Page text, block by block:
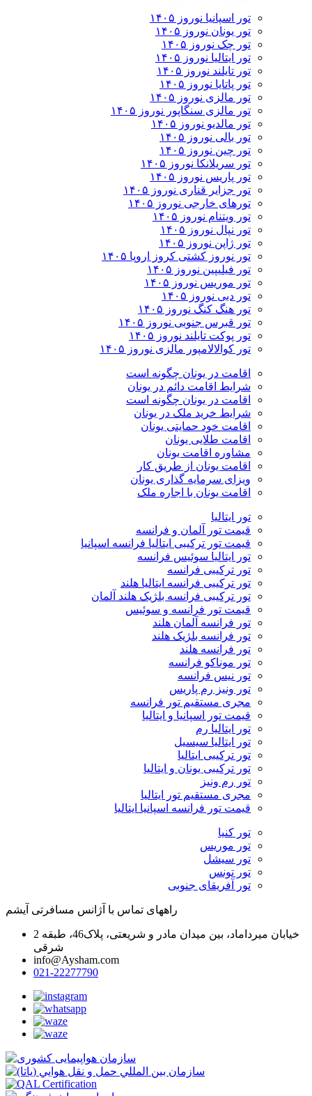
تور اسپانیا نوروز ۱۴۰۵
تور یونان نوروز ۱۴۰۵
تور چک نوروز ۱۴۰۵
تور ایتالیا نوروز ۱۴۰۵
تور تایلند نوروز ۱۴۰۵
تور پاتایا نوروز ۱۴۰۵
تور مالزی نوروز ۱۴۰۵
تور مالزی سنگاپور نوروز ۱۴۰۵
تور مالدیو نوروز ۱۴۰۵
تور بالی نوروز ۱۴۰۵
تور چين نوروز ۱۴۰۵
تور سریلانکا نوروز ۱۴۰۵
تور پاریس نوروز ۱۴۰۵
تور جزایر قناری نوروز ۱۴۰۵
تورهای خارجی نوروز ۱۴۰۵
تور ویتنام نوروز ۱۴۰۵
تور نپال نوروز ۱۴۰۵
تور ژاپن نوروز ۱۴۰۵
تور نوروز کشتی کروز اروپا ۱۴۰۵
تور فیلیپین نوروز ۱۴۰۵
تور موریس نوروز ۱۴۰۵
تور دبی نوروز ۱۴۰۵
تور هنگ کنگ نوروز ۱۴۰۵
تور قبرس جنوبی نوروز ۱۴۰۵
تور پوکت تایلند نوروز ۱۴۰۵
تور کوالالامپور مالزی نوروز ۱۴۰۵
اقامت در یونان چگونه است
شرایط اقامت دائم در یونان
اقامت در یونان چگونه است
شرایط خرید ملک در یونان
اقامت خود حمایتی یونان
اقامت طلایی یونان
مشاوره اقامت یونان
اقامت یونان از طریق کار
ویزای سرمایه گذاری یونان
اقامت یونان با اجاره ملک
تور ایتالیا
قیمت تور آلمان و فرانسه
قیمت تور ترکیبی ایتالیا فرانسه اسپانیا
تور ایتالیا سوئیس فرانسه
تور ترکیبی فرانسه
تور ترکیبی فرانسه ایتالیا هلند
تور ترکیبی فرانسه بلژیک هلند آلمان
قیمت تور فرانسه و سوئیس
تور فرانسه آلمان هلند
تور فرانسه بلژیک هلند
تور فرانسه هلند
تور موناکو فرانسه
تور نیس فرانسه
تور ونیز رم پاریس
مجری مستقیم تور فرانسه
قیمت تور اسپانیا و ایتالیا
تور ایتالیا رم
تور ایتالیا سیسیل
تور ترکیبی ایتالیا
تور ترکیبی یونان و ایتالیا
تور رم ونیز
مجری مستقیم تور ایتالیا
قیمت تور فرانسه اسپانیا ایتالیا
تور کنیا
تور موریس
تور سیشل
تور تونس
تور آفریقای جنوبی
راههای تماس با آژانس مسافرتی آیشم
خیابان میرداماد، بین میدان مادر و شریعتی، پلاک46، طبقه 2
شرقی
info@Aysham.com
021-22277790